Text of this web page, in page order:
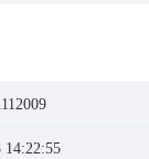
14:22:55